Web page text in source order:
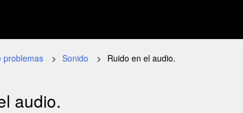
problemas Sonido Ruido en el audio.
audio.